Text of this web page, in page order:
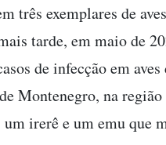
três exemplares de
tarde, em maio de
de infecção em
Montenegro, na
um irerê e um emu que